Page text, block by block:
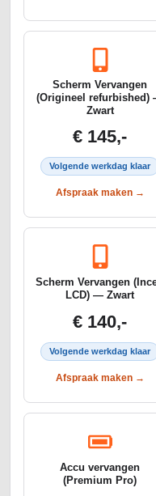
Scherm Vervangen
(Origineel refurbished)
Zwart
€ 145,-
Volgende werkdag klaar
Afspraak maken →
Scherm Vervangen
LCD) — Zwart
€ 140,-
Volgende werkdag klaar
Afspraak maken →
Accu vervangen
(Premium Pro)